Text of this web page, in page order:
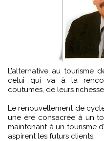
L’alternative au tourisme de masse c’est le tourisme réel,
celui qui va à la
coutumes, de leurs
Le renouvellement de
une ère consacrée à un
maintenant à un tourisme
aspirent les futurs clients.